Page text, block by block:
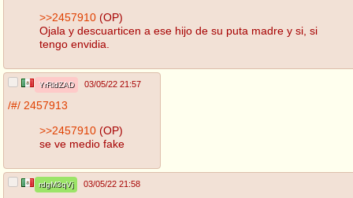
>>2457910 (OP)
Ojala y descuarticen a ese hijo de su puta madre y si, si
tengo envidia.
YrRldZAD 03/05/22 21:57
/#/ 2457913
>>2457910 (OP)
se ve medio fake
rdgM3qVj 03/05/22 21:58